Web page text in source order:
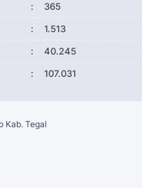
: 365
: 1.513
: 40.245
: 107.031
Kab. Tegal